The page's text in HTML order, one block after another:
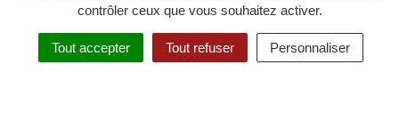
contrôler ceux que vous souhaitez activer.
Tout accepter Tout refuser Personnaliser
RECHERCHER
ACCESSIBILITÉ
réalisé
par
Inovagora